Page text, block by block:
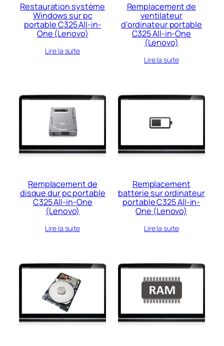
Restauration système
Windows sur pc
portable C325 All-in-
One (Lenovo)
Lire la suite
Remplacement de
ventilateur
d’ordinateur portable
C325 All-in-One
(Lenovo)
Lire la suite
Remplacement de
disque dur pc portable
C325 All-in-One
(Lenovo)
Lire la suite
Remplacement
batterie sur ordinateur
portable C325 All-in-
One (Lenovo)
Lire la suite